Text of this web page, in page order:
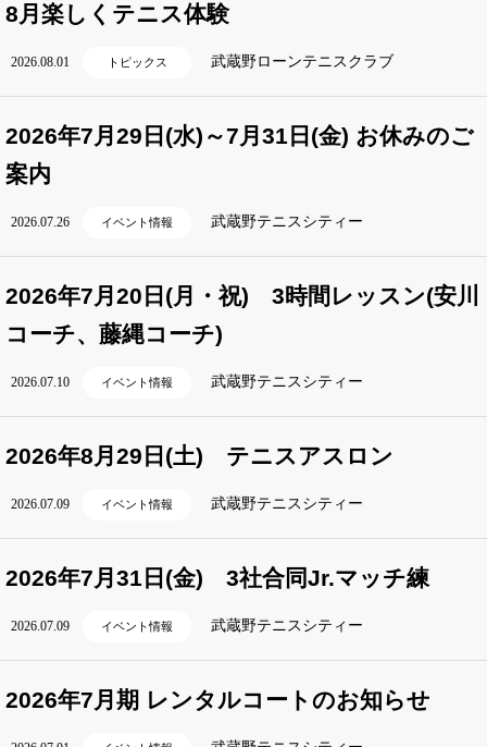
8月楽しくテニス体験
2026.08.01 トピックス 武蔵野ローンテニスクラブ
2026年7月29日(水)～7月31日(金) お休みのご
案内
2026.07.26 イベント情報 武蔵野テニスシティー
2026年7月20日(月・祝) 3時間レッスン(安川
コーチ、藤縄コーチ)
2026.07.10 イベント情報 武蔵野テニスシティー
2026年8月29日(土) テニスアスロン
2026.07.09 イベント情報 武蔵野テニスシティー
2026年7月31日(金) 3社合同Jr.マッチ練
2026.07.09 イベント情報 武蔵野テニスシティー
2026年7月期 レンタルコートのお知らせ